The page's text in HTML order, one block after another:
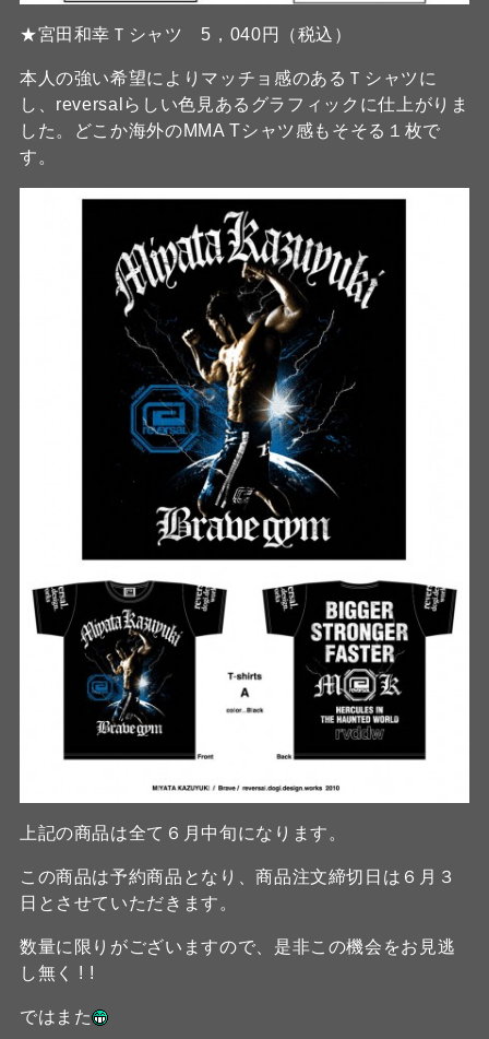
★宮田和幸Ｔシャツ 5，040円（税込）
本人の強い希望によりマッチョ感のあるＴシャツに
し、reversalらしい色見あるグラフィックに仕上がりま
した。どこか海外のMMA Tシャツ感もそそる１枚で
す。
上記の商品は全て６月中旬になります。
この商品は予約商品となり、商品注文締切日は６月３
日とさせていただきます。
数量に限りがございますので、是非この機会をお見逃
し無く ! !
ではまた